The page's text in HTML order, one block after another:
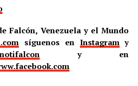
Falcón, Venezuela y el Mundo
síguenos en Instagramy
y en